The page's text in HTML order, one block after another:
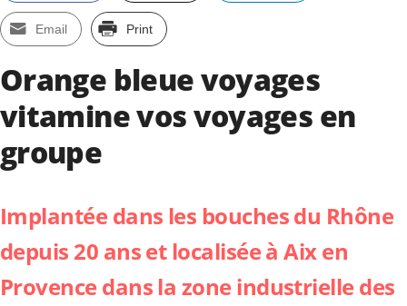
Email Print
Orange bleue voyages
vitamine vos voyages en
groupe
Implantée dans les bouches du Rhône
depuis 20 ans et localisée à Aix en
Provence dans la zone industrielle des